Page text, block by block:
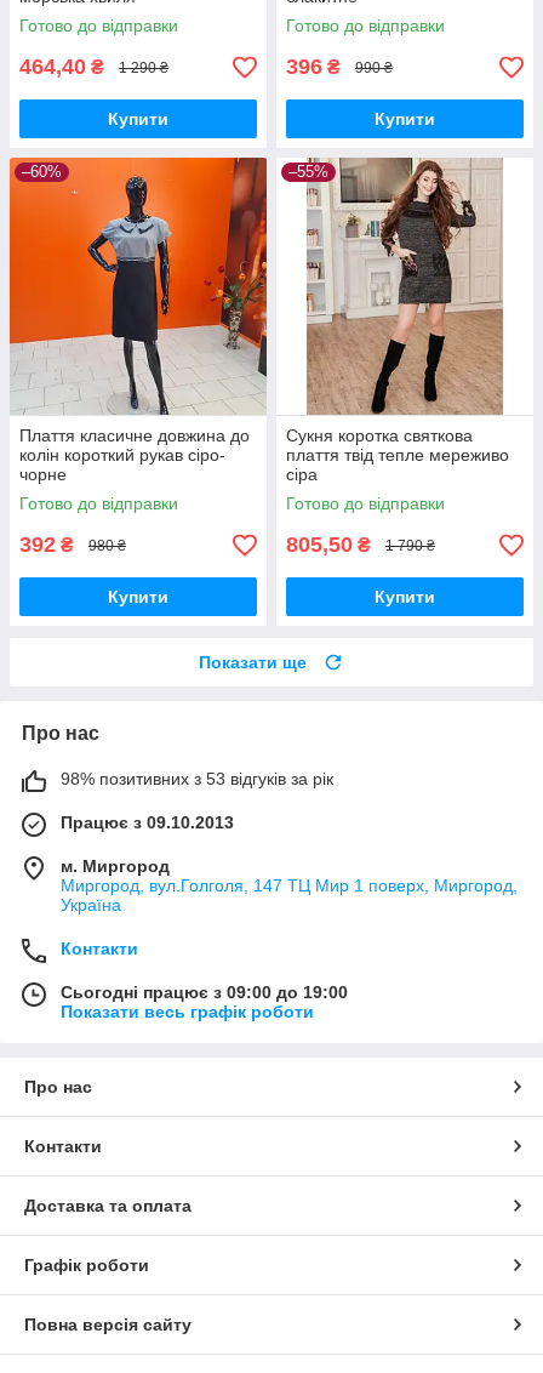
Готово до відправки
464,40 ₴ 1 290 ₴
Купити
Готово до відправки
396 ₴ 990 ₴
Купити
–60%
Плаття класичне довжина до
колін короткий рукав сіро-
чорне
Готово до відправки
392 ₴ 980 ₴
Купити
–55%
Сукня коротка святкова
плаття твід тепле мереживо
сіра
Готово до відправки
805,50 ₴ 1 790 ₴
Купити
Показати ще
Про нас
98% позитивних з 53 відгуків за рік
Працює з 09.10.2013
м. Миргород
Миргород, вул.Голголя, 147 ТЦ Мир 1 поверх, Миргород,
Україна
Контакти
Сьогодні працює з 09:00 до 19:00
Показати весь графік роботи
Про нас
Контакти
Доставка та оплата
Графік роботи
Повна версія сайту